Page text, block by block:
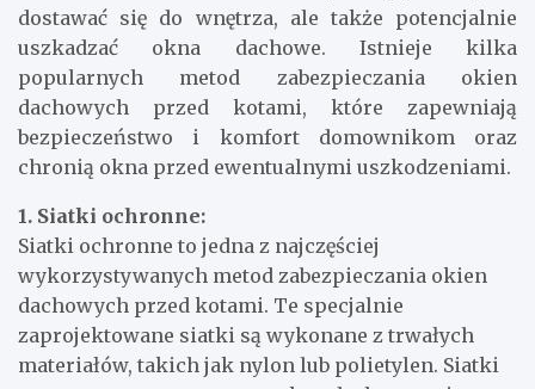
dostawać się do wnętrza, ale także potencjalnie
uszkadzać okna dachowe. Istnieje kilka
popularnych metod zabezpieczania okien
dachowych przed kotami, które zapewniają
bezpieczeństwo i komfort domownikom oraz
chronią okna przed ewentualnymi uszkodzeniami.
1. Siatki ochronne:
Siatki ochronne to jedna z najczęściej
wykorzystywanych metod zabezpieczania okien
dachowych przed kotami. Te specjalnie
zaprojektowane siatki są wykonane z trwałych
materiałów, takich jak nylon lub polietylen. Siatki